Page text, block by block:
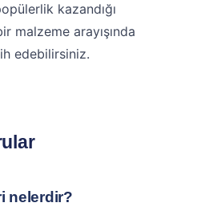
kazandığı
malzeme arayışında
edebilirsiniz.
nelerdir?